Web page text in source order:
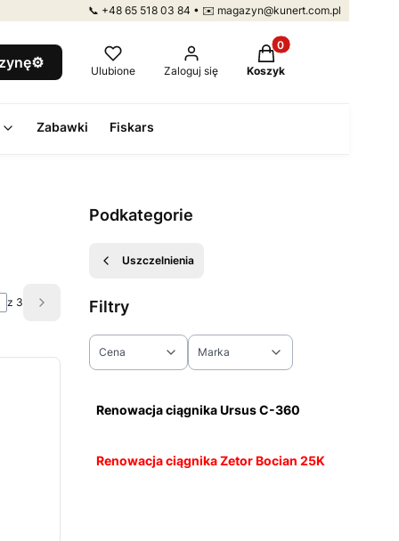
📞 +48 65 518 03 84 • ✉️ magazyn@kunert.com.pl
Ulubione Zaloguj się
Produkty w koszyku:
Koszyk
Zabawki Fiskars
z 3 Następne produkty
Podkategorie
Uszczelnienia
Filtry
Cena Marka
Renowacja ciągnika Ursus C-360
Renowacja ciągnika Zetor Bocian 25K